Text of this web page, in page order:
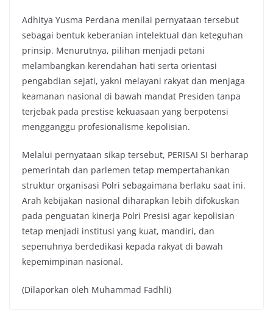
Adhitya Yusma Perdana menilai pernyataan tersebut
sebagai bentuk keberanian intelektual dan keteguhan
prinsip. Menurutnya, pilihan menjadi petani
melambangkan kerendahan hati serta orientasi
pengabdian sejati, yakni melayani rakyat dan menjaga
keamanan nasional di bawah mandat Presiden tanpa
terjebak pada prestise kekuasaan yang berpotensi
mengganggu profesionalisme kepolisian.
Melalui pernyataan sikap tersebut, PERISAI SI berharap
pemerintah dan parlemen tetap mempertahankan
struktur organisasi Polri sebagaimana berlaku saat ini.
Arah kebijakan nasional diharapkan lebih difokuskan
pada penguatan kinerja Polri Presisi agar kepolisian
tetap menjadi institusi yang kuat, mandiri, dan
sepenuhnya berdedikasi kepada rakyat di bawah
kepemimpinan nasional.
(Dilaporkan oleh Muhammad Fadhli)